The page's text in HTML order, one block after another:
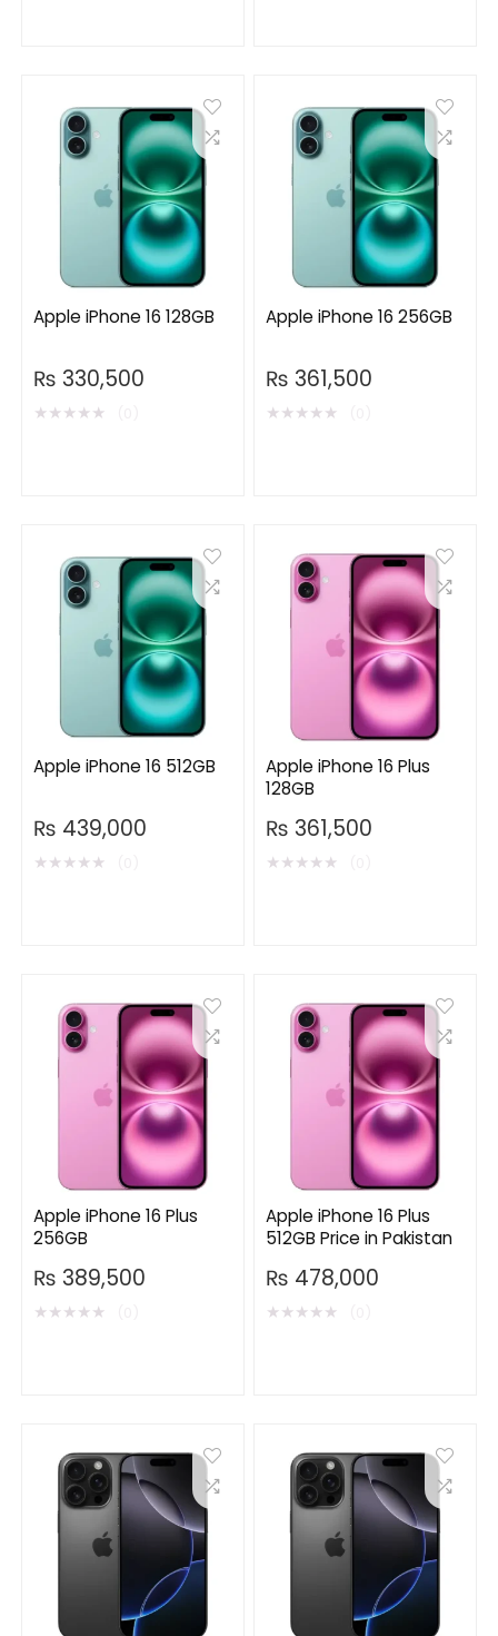
Apple iPhone 16 128GB
₨ 330,500
★★★★★
Apple iPhone 16 256GB
₨ 361,500
★★★★★
Apple iPhone 16 512GB
₨ 439,000
★★★★★
Apple iPhone 16 Plus
128GB
₨ 361,500
★★★★★
Apple iPhone 16 Plus
256GB
₨ 389,500
★★★★★
Apple iPhone 16 Plus
512GB Price in Pakistan
₨ 478,000
★★★★★